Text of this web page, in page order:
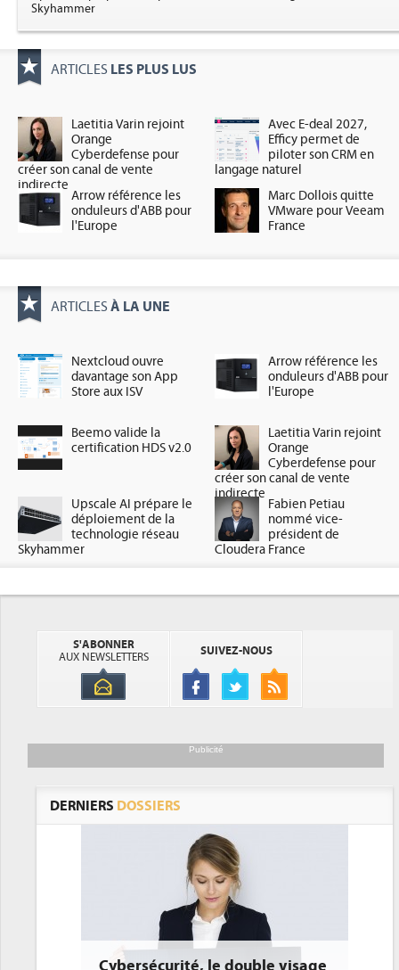
Skyhammer
ARTICLES LES PLUS LUS
Laetitia Varin rejoint
Orange
Cyberdefense pour
créer son canal de vente
indirecte
Avec E-deal 2027,
Efficy permet de
piloter son CRM en
langage naturel
Arrow référence les
onduleurs d'ABB pour
l'Europe
Marc Dollois quitte
VMware pour Veeam
France
ARTICLES À LA UNE
Nextcloud ouvre
davantage son App
Store aux ISV
Arrow référence les
onduleurs d'ABB pour
l'Europe
Beemo valide la
certification HDS v2.0
Laetitia Varin rejoint
Orange
Cyberdefense pour
créer son canal de vente
indirecte
Upscale AI prépare le
déploiement de la
technologie réseau
Skyhammer
Fabien Petiau
nommé vice-
président de
Cloudera France
S'ABONNER
AUX NEWSLETTERS
SUIVEZ-NOUS
Publicité
DERNIERS DOSSIERS
DEE: l'efficacité énergétique